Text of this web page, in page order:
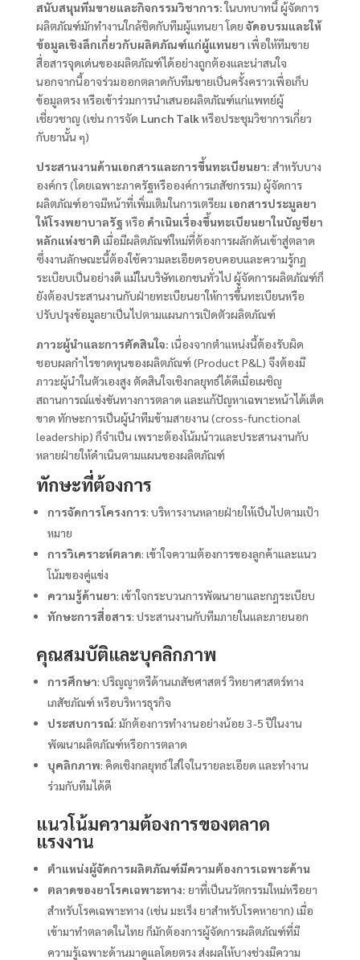
สนับสนุนทีมขายและกิจกรรมวิชาการ:ในบทบาทนี้ ผู้จัดการ
ผลิตภัณฑ์มักทำงานใกล้ชิดกับทีมผู้แทนยา โดย จัดอบรมและให้
ข้อมูลเชิงลึกเกี่ยวกับผลิตภัณฑ์แก่ผู้แทนยา เพื่อให้ทีมขาย
สื่อสารจุดเด่นของผลิตภัณฑ์ได้อย่างถูกต้องและน่าสนใจ​
นอกจากนี้อาจร่วมออกตลาดกับทีมขายเป็นครั้งคราวเพื่อเก็บ
ข้อมูลตรง หรือเข้าร่วมการนำเสนอผลิตภัณฑ์แก่แพทย์ผู้
เชี่ยวชาญ (เช่น การจัด Lunch Talk หรือประชุมวิชาการเกี่ยว
กับยานั้น ๆ)
ประสานงานด้านเอกสารและการขึ้นทะเบียนยา: สำหรับบาง
องค์กร (โดยเฉพาะภาครัฐหรือองค์การเภสัชกรรม) ผู้จัดการ
ผลิตภัณฑ์อาจมีหน้าที่เพิ่มเติมในการเตรียม เอกสารประมูลยา
ให้โรงพยาบาลรัฐ หรือ ดำเนินเรื่องขึ้นทะเบียนยาในบัญชียา
หลักแห่งชาติ เมื่อมีผลิตภัณฑ์ใหม่ที่ต้องการผลักดันเข้าสู่ตลาด​
ซึ่งงานลักษณะนี้ต้องใช้ความละเอียดรอบคอบและความรู้กฎ
ระเบียบเป็นอย่างดี แม้ในบริษัทเอกชนทั่วไป ผู้จัดการผลิตภัณฑ์ก็
ยังต้องประสานงานกับฝ่ายทะเบียนยาให้การขึ้นทะเบียนหรือ
ปรับปรุงข้อมูลยาเป็นไปตามแผนการเปิดตัวผลิตภัณฑ์
ภาวะผู้นำและการตัดสินใจ: เนื่องจากตำแหน่งนี้ต้องรับผิด
ชอบผลกำไรขาดทุนของผลิตภัณฑ์ (Product P&L) จึงต้องมี
ภาวะผู้นำในตัวเองสูง ตัดสินใจเชิงกลยุทธ์ได้ดีเมื่อเผชิญ
สถานการณ์แข่งขันทางการตลาด และแก้ปัญหาเฉพาะหน้าได้เด็ด
ขาด ทักษะการเป็นผู้นำทีมข้ามสายงาน (cross-functional
leadership) ก็จำเป็น เพราะต้องโน้มน้าวและประสานงานกับ
หลายฝ่ายให้ดำเนินตามแผนของผลิตภัณฑ์
ทักษะที่ต้องการ
การจัดการโครงการ: บริหารงานหลายฝ่ายให้เป็นไปตามเป้า
หมาย
การวิเคราะห์ตลาด: เข้าใจความต้องการของลูกค้าและแนว
โน้มของคู่แข่ง
ความรู้ด้านยา: เข้าใจกระบวนการพัฒนายาและกฎระเบียบ
ทักษะการสื่อสาร: ประสานงานกับทีมภายในและภายนอก
คุณสมบัติและบุคลิกภาพ
การศึกษา: ปริญญาตรีด้านเภสัชศาสตร์ วิทยาศาสตร์ทาง
เภสัชภัณฑ์ หรือบริหารธุรกิจ
ประสบการณ์: มักต้องการทำงานอย่างน้อย 3-5 ปีในงาน
พัฒนาผลิตภัณฑ์หรือการตลาด
บุคลิกภาพ: คิดเชิงกลยุทธ์ ใส่ใจในรายละเอียด และทำงาน
ร่วมกับทีมได้ดี
แนวโน้มความต้องการของตลาด
แรงงาน
ตำแหน่งผู้จัดการผลิตภัณฑ์มีความต้องการเฉพาะด้าน
ตลาดของยาโรคเฉพาะทาง: ยาที่เป็นนวัตกรรมใหม่หรือยา
สำหรับโรคเฉพาะทาง (เช่น มะเร็ง ยาสำหรับโรคหายาก) เมื่อ
เข้ามาทำตลาดในไทย ก็มักต้องการผู้จัดการผลิตภัณฑ์ที่มี
ความรู้เฉพาะด้านมาดูแลโดยตรง ส่งผลให้บางช่วงมีความ